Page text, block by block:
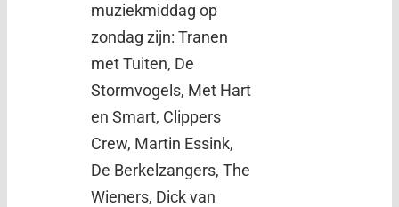
muziekmiddag op
zondag zijn: Tranen
met Tuiten, De
Stormvogels, Met Hart
en Smart, Clippers
Crew, Martin Essink,
De Berkelzangers, The
Wieners, Dick van